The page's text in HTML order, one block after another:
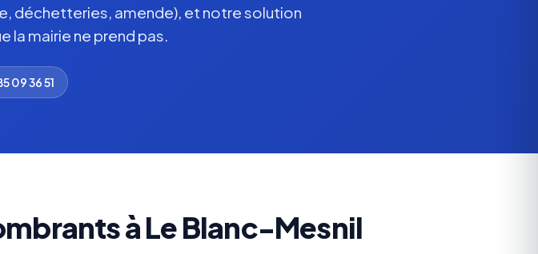
déchetteries, amende), et notre solution
la mairie ne prend pas.
09 36 51
à Le Blanc-Mesnil